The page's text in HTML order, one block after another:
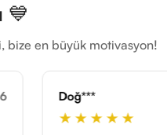
💙
bize en büyük motivasyon!